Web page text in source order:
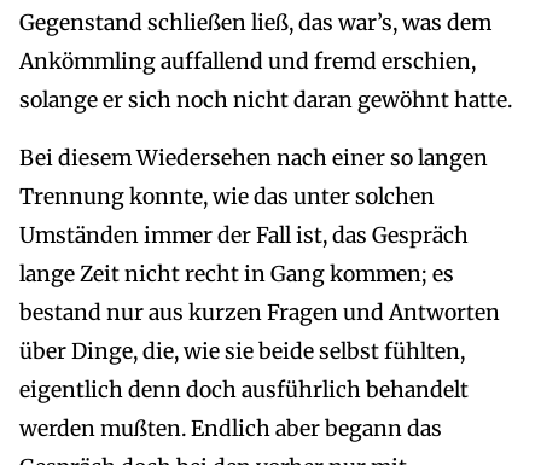
Gegenstand schließen ließ, das war’s, was dem
Ankömmling auffallend und fremd erschien,
solange er sich noch nicht daran gewöhnt hatte.
Bei diesem Wiedersehen nach einer so langen
Trennung konnte, wie das unter solchen
Umständen immer der Fall ist, das Gespräch
lange Zeit nicht recht in Gang kommen; es
bestand nur aus kurzen Fragen und Antworten
über Dinge, die, wie sie beide selbst fühlten,
eigentlich denn doch ausführlich behandelt
werden mußten. Endlich aber begann das